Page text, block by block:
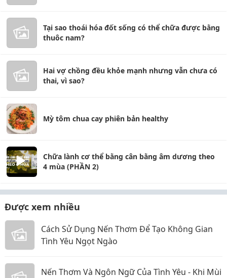
Tại sao thoái hóa đốt sống có thể chữa được bằng
thuôc nam?
Hai vợ chồng đều khỏe mạnh nhưng vẫn chưa có
thai, vì sao?
Mỳ tôm chua cay phiên bản healthy
Chữa lành cơ thể bằng cân bằng âm dương theo
4 mùa (PHẦN 2)
Được xem nhiều
Cách Sử Dụng Nến Thơm Để Tạo Không Gian
Tình Yêu Ngọt Ngào
Nến Thơm Và Ngôn Ngữ Của Tình Yêu - Khi Mùi